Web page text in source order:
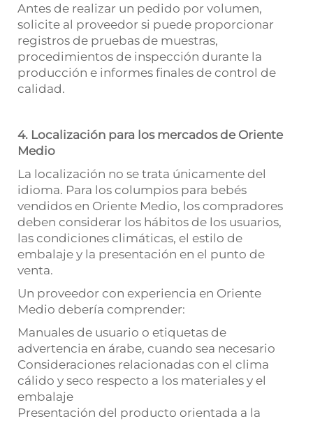
Antes de realizar un pedido por volumen,
solicite al proveedor si puede proporcionar
registros de pruebas de muestras,
procedimientos de inspección durante la
producción e informes finales de control de
calidad.
4. Localización para los mercados de Oriente
Medio
La localización no se trata únicamente del
idioma. Para los columpios para bebés
vendidos en Oriente Medio, los compradores
deben considerar los hábitos de los usuarios,
las condiciones climáticas, el estilo de
embalaje y la presentación en el punto de
venta.
Un proveedor con experiencia en Oriente
Medio debería comprender:
Manuales de usuario o etiquetas de
advertencia en árabe, cuando sea necesario
Consideraciones relacionadas con el clima
cálido y seco respecto a los materiales y el
embalaje
Presentación del producto orientada a la